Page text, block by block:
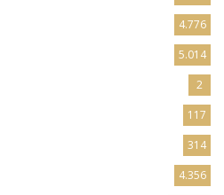
4.776
5.014
2
117
314
4.356